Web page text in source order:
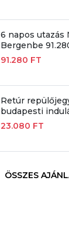
6 napos utazás
Bergenbe
91.280 FT
Retúr
budapesti
23.080 FT
ÖSSZES